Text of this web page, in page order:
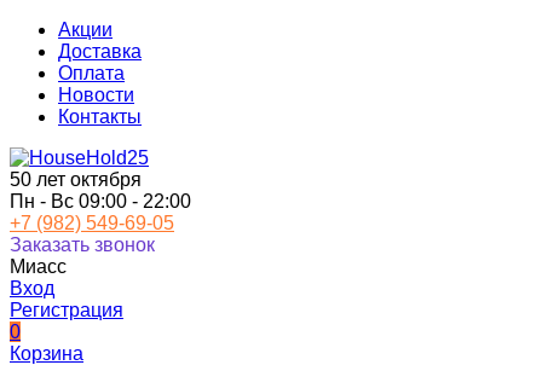
Акции
Доставка
Оплата
Новости
Контакты
50 лет октября
Пн - Вс 09:00 - 22:00
+7 (982) 549-69-05
Заказать звонок
Миасс
Вход
Регистрация
0
Корзина